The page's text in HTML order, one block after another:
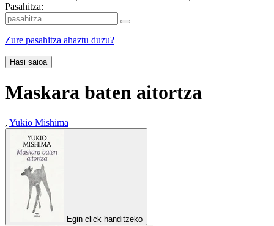
Pasahitza:
Zure pasahitza ahaztu duzu?
Hasi saioa
Maskara baten aitortza
, Yukio Mishima
Egin click handitzeko